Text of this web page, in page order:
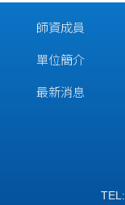
師資成員
單位簡介
最新消息